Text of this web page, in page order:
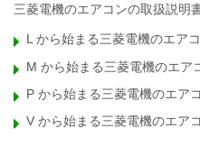
三菱電機のエアコンの取扱説明
L から始まる三菱電機のエア
M から始まる三菱電機のエア
P から始まる三菱電機のエア
V から始まる三菱電機のエア